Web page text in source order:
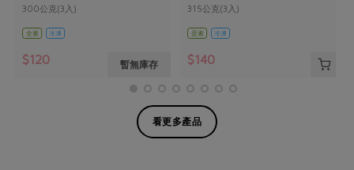
300公克(3入)
全素 冷凍
$120 暫無庫存
315公克(3入)
蛋素 冷凍
$140
看更多產品